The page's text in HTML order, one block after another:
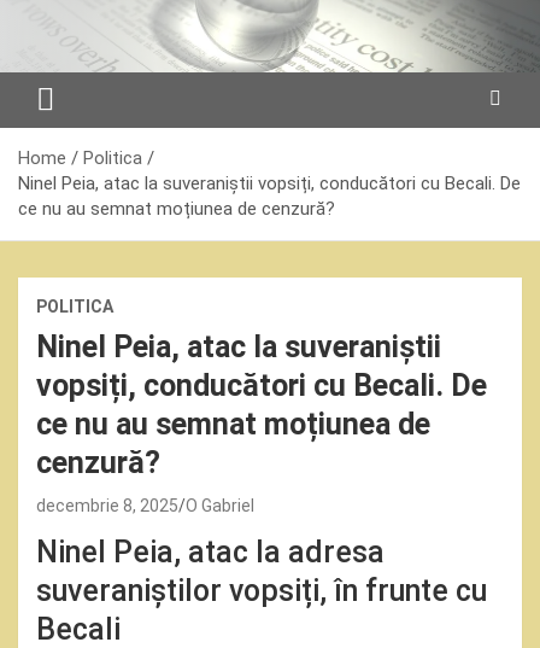
Home
Politica
Ninel Peia, atac la suveraniștii vopsiți, conducători cu Becali. De
ce nu au semnat moțiunea de cenzură?
POLITICA
Ninel Peia, atac la suveraniștii
vopsiți, conducători cu Becali. De
ce nu au semnat moțiunea de
cenzură?
decembrie 8, 2025 O Gabriel
Ninel Peia, atac la adresa
suveraniștilor vopsiți, în frunte cu
Becali